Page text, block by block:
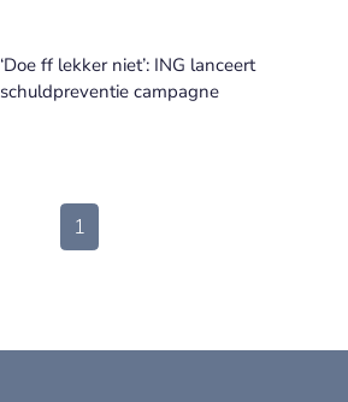
‘Doe ff lekker niet’: ING lanceert
schuldpreventie campagne
1